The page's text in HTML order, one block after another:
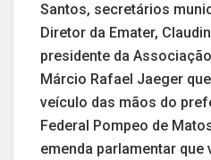
Santos, secretários
Diretor da Emater,
presidente da
Márcio Rafael Jaeger
veículo das mãos do
Federal Pompeo de
emenda parlamentar